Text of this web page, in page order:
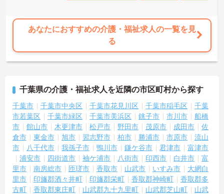
あなたにおすすめの介護・福祉求人の一覧を見
る
千葉県の介護・福祉求人を近隣の市区町村から探す
千葉市 千葉市中央区 千葉市花見川区 千葉市稲毛区
千葉
市若葉区
千葉市緑区 千葉市美浜区 銚子市 市川市
船橋
市
館山市 木更津市 松戸市 野田市 茂原市 成田市
佐
倉市
東金市 旭市 習志野市 柏市 勝浦市 市原市
流山
市
八千代市 我孫子市 鴨川市 鎌ケ谷市 君津市
富津市
浦安市
四街道市 袖ケ浦市 八街市 印西市 白井市
富
里市
南房総市 匝瑳市 香取市 山武市 いすみ市
大網白
里市
印旛郡酒々井町 印旛郡栄町 香取郡神崎町
香取郡多
古町
香取郡東庄町 山武郡九十九里町 山武郡芝山町
山武